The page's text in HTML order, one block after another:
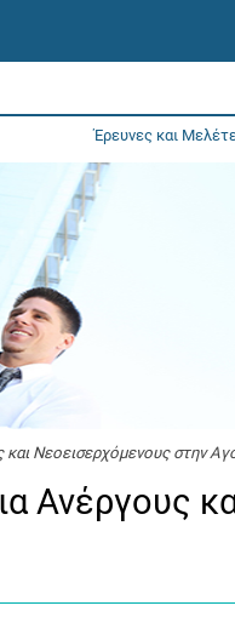
Έρευνες και
Νεοεισερχόμενους στην
Ανέργους